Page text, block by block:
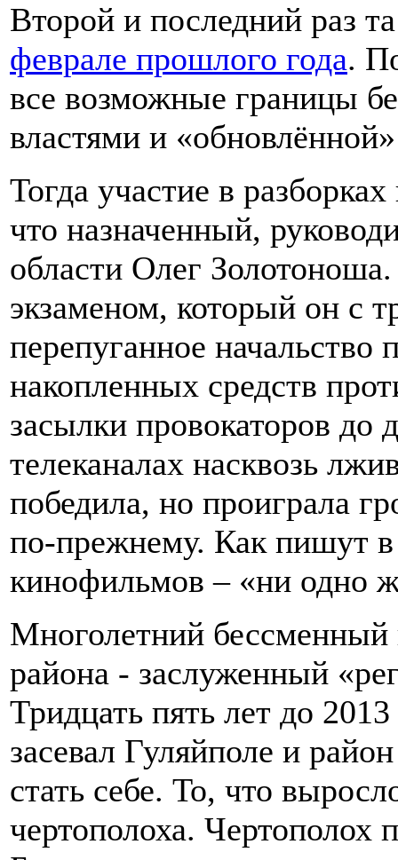
Второй и последний раз
феврале прошлого года.
все возможные границы
властями и
Тогда участие в
что назначенный,
области Олег
экзаменом, который он с
перепуганное начальство
накопленных средств
засылки провокаторов до
телеканалах насквозь
победила, но проиграла
по-прежнему. Как пишут
кинофильмов – «ни одно
Многолетний бессменный
района - заслуженный
Тридцать пять лет до
засевал Гуляйполе и
стать себе. То, что
чертополоха. Чертополох